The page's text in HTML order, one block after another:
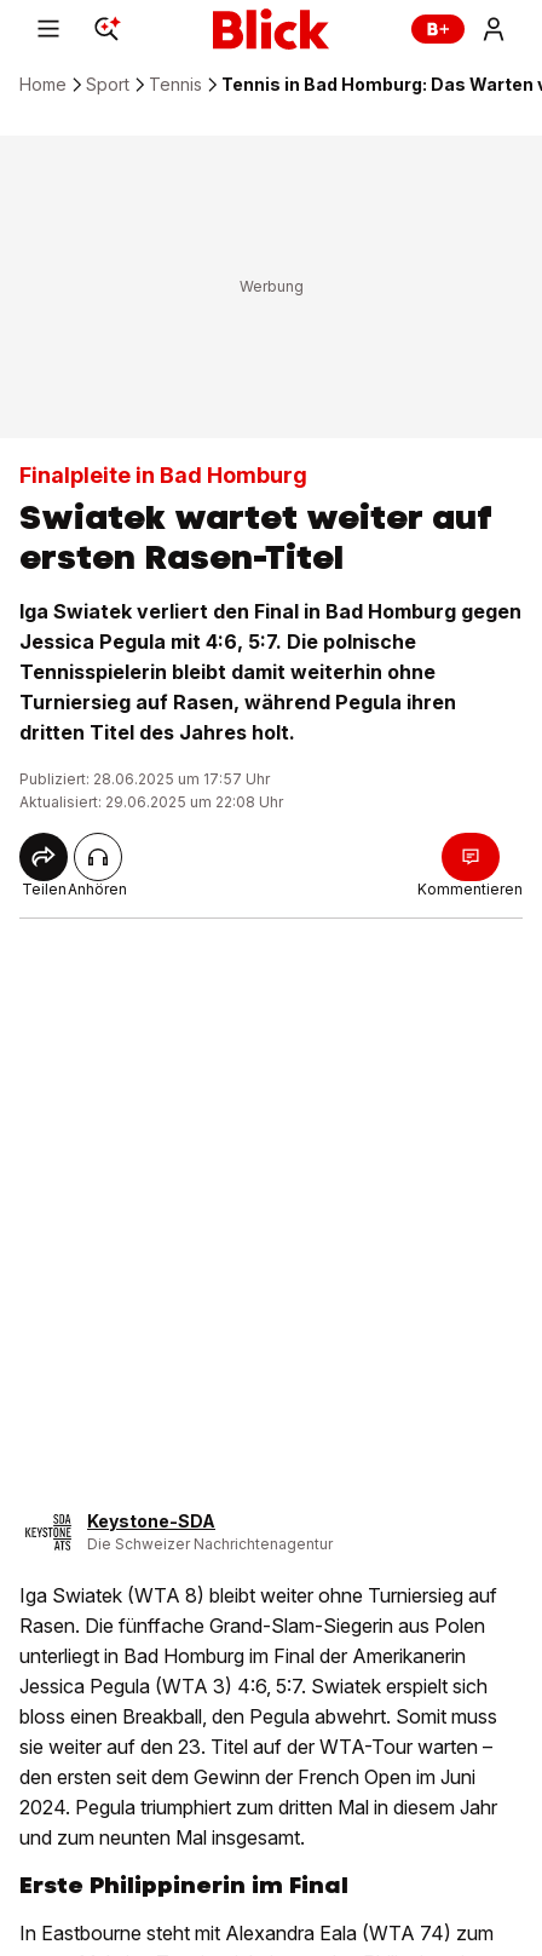
Home Sport Tennis Tennis in Bad Homburg: Das
Finalpleite in Bad Homburg
Swiatek wartet weiter auf
ersten Rasen-Titel
Iga Swiatek verliert den Final in Bad Homburg gegen
Jessica Pegula mit 4:6, 5:7. Die polnische
Tennisspielerin bleibt damit weiterhin ohne
Turniersieg auf Rasen, während Pegula ihren
dritten Titel des Jahres holt.
Publiziert: 28.06.2025 um 17:57 Uhr
Aktualisiert: 29.06.2025 um 22:08 Uhr
TeilenAnhören Kommentieren
Keystone-SDA
Die Schweizer Nachrichtenagentur
Iga Swiatek (WTA 8) bleibt weiter ohne Turniersieg auf
Rasen. Die fünffache Grand-Slam-Siegerin aus Polen
unterliegt in Bad Homburg im Final der Amerikanerin
Jessica Pegula (WTA 3) 4:6, 5:7. Swiatek erspielt sich
bloss einen Breakball, den Pegula abwehrt. Somit muss
sie weiter auf den 23. Titel auf der WTA-Tour warten –
den ersten seit dem Gewinn der French Open im Juni
2024. Pegula triumphiert zum dritten Mal in diesem Jahr
und zum neunten Mal insgesamt.
Erste Philippinerin im Final
In Eastbourne steht mit Alexandra Eala (WTA 74) zum